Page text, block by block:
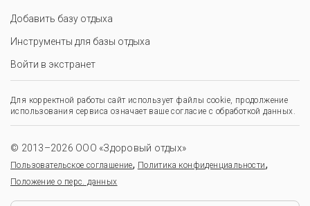
Добавить базу отдыха
Инструменты для базы отдыха
Войти в экстранет
Для корректной работы сайт использует файлы cookie, продолжение
использования сервиса означает ваше согласие с обработкой данных.
© 2013–2026 ООО «Здоровый отдых»
Пользовательское соглашение, Политика конфиденциальности,
Положение о перс. данных